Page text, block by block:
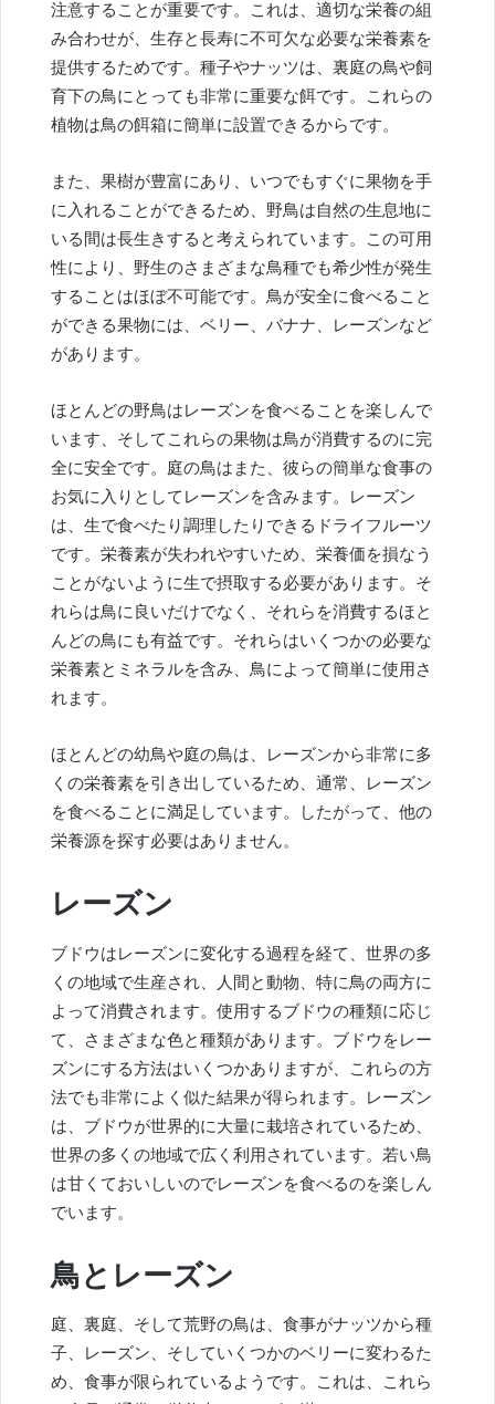
注意することが重要です。これは、適切な栄養の組
み合わせが、生存と長寿に不可欠な必要な栄養素を
提供するためです。種子やナッツは、裏庭の鳥や飼
育下の鳥にとっても非常に重要な餌です。これらの
植物は鳥の餌箱に簡単に設置できるからです。
また、果樹が豊富にあり、いつでもすぐに果物を手
に入れることができるため、野鳥は自然の生息地に
いる間は長生きすると考えられています。この可用
性により、野生のさまざまな鳥種でも希少性が発生
することはほぼ不可能です。鳥が安全に食べること
ができる果物には、ベリー、バナナ、レーズンなど
があります。
ほとんどの野鳥はレーズンを食べることを楽しんで
います、そしてこれらの果物は鳥が消費するのに完
全に安全です。庭の鳥はまた、彼らの簡単な食事の
お気に入りとしてレーズンを含みます。レーズン
は、生で食べたり調理したりできるドライフルーツ
です。栄養素が失われやすいため、栄養価を損なう
ことがないように生で摂取する必要があります。そ
れらは鳥に良いだけでなく、それらを消費するほと
んどの鳥にも有益です。それらはいくつかの必要な
栄養素とミネラルを含み、鳥によって簡単に使用さ
れます。
ほとんどの幼鳥や庭の鳥は、レーズンから非常に多
くの栄養素を引き出しているため、通常、レーズン
を食べることに満足しています。したがって、他の
栄養源を探す必要はありません。
レーズン
ブドウはレーズンに変化する過程を経て、世界の多
くの地域で生産され、人間と動物、特に鳥の両方に
よって消費されます。使用するブドウの種類に応じ
て、さまざまな色と種類があります。ブドウをレー
ズンにする方法はいくつかありますが、これらの方
法でも非常によく似た結果が得られます。レーズン
は、ブドウが世界的に大量に栽培されているため、
世界の多くの地域で広く利用されています。若い鳥
は甘くておいしいのでレーズンを食べるのを楽しん
でいます。
鳥とレーズン
庭、裏庭、そして荒野の鳥は、食事がナッツから種
子、レーズン、そしていくつかのベリーに変わるた
め、食事が限られているようです。これは、これら